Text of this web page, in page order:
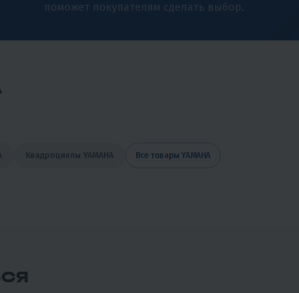
поможет покупателям сделать выбор.
Квадроциклы YAMAHA Все товары YAMAHA